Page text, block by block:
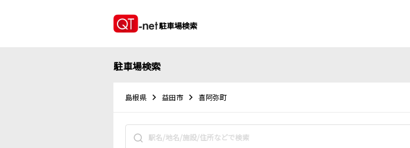
駐車場検索
駐車場検索
島根県 益田市 喜阿弥町